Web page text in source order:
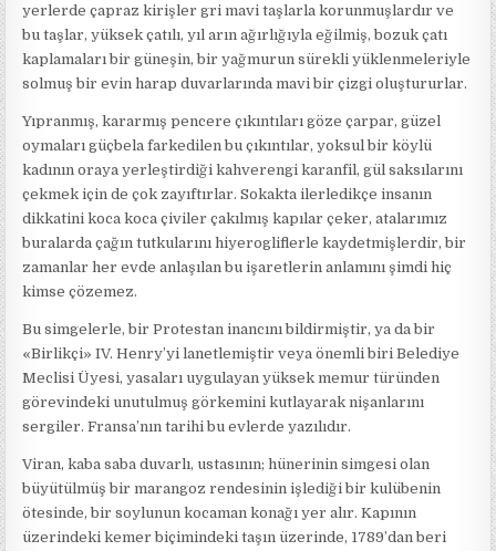
yerlerde çapraz kirişler gri mavi taşlarla korunmuşlardır ve
bu taşlar, yüksek çatılı, yıl arın ağırlığıyla eğilmiş, bozuk çatı
kaplamaları bir güneşin, bir yağmurun sürekli yüklenmeleriyle
solmuş bir evin harap duvarlarında mavi bir çizgi oluştururlar.
Yıpranmış, kararmış pencere çıkıntıları göze çarpar, güzel
oymaları güçbela farkedilen bu çıkıntılar, yoksul bir köylü
kadının oraya yerleştirdiği kahverengi karanfil, gül saksılarını
çekmek için de çok zayıftırlar. Sokakta ilerledikçe insanın
dikkatini koca koca çiviler çakılmış kapılar çeker, atalarımız
buralarda çağın tutkularını hiyerogliflerle kaydetmişlerdir, bir
zamanlar her evde anlaşılan bu işaretlerin anlamını şimdi hiç
kimse çözemez.
Bu simgelerle, bir Protestan inancını bildirmiştir, ya da bir
«Birlikçi» IV. Henry’yi lanetlemiştir veya önemli biri Belediye
Meclisi Üyesi, yasaları uygulayan yüksek memur türünden
görevindeki unutulmuş görkemini kutlayarak nişanlarını
sergiler. Fransa’nın tarihi bu evlerde yazılıdır.
Viran, kaba saba duvarlı, ustasının; hünerinin simgesi olan
büyütülmüş bir marangoz rendesinin işlediği bir kulübenin
ötesinde, bir soylunun kocaman konağı yer alır. Kapının
üzerindeki kemer biçimindeki taşın üzerinde, 1789’dan beri